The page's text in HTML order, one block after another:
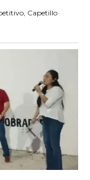
Capetillo